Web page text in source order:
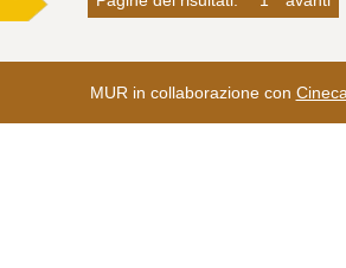
MUR in collaborazione con